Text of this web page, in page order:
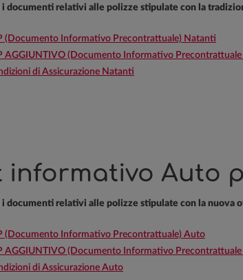
documenti relativi alle polizze stipulate con la
(Documento Informativo Precontrattuale) Natanti
AGGIUNTIVO (Documento Informativo
di Assicurazione Natanti
informativo Auto
documenti relativi alle polizze stipulate con la nuova
(Documento Informativo Precontrattuale) Auto
AGGIUNTIVO (Documento Informativo
di Assicurazione Auto